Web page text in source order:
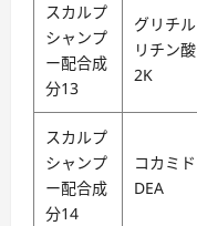
スカルプ
シャンプ
ー配合成
分13
グリチル
リチン酸
2K
スカルプ
シャンプ
ー配合成
分14
コカミド
DEA